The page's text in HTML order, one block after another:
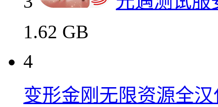
1.62 GB
4
变形金刚无限资源全汉